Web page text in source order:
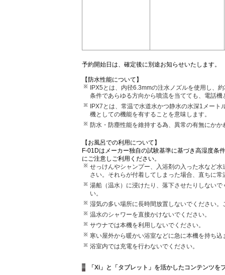
予約開始日は、確定後に別途お知らせいたします。
【防水性能について】
IPX5とは、内径6.3mmの注水ノズルを使用し、
条件であらゆる方向から噴流を当てても、電話
IPX7とは、常温で水道水かつ静水の水深1メー
機としての機能を有することを意味します。
防水・防塵性能を維持する為、異常の有無にか
【お風呂での利用について】
F-01Dはメーカー独自の試験基準に基づき高湿度条
にご注意しご利用ください。
せっけんやシャンプー、入浴剤の入った水など
さい。それらが付着してしまった場合、直ちに
湯船（温水）に浸けたり、落下させたりしない
い。
湿気の多い場所に長時間放置しないでください
温水のシャワーを直接かけないでください。
サウナでは本機を利用しないでください。
寒い屋外から暖かい浴室などに急に本機を持ち
浴室内では充電を行わないでください。
「Xi」と「タブレット」を活かしたコンテンツを